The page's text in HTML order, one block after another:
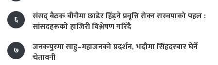
६
संसद् बैठक बीचैमा छाडेर हिँड्ने प्रवृत्ति रोक्न रास्वपाको पहल :
सांसदहरूको हाजिरी विश्लेषण गरिँदै
७
जनकपुरमा साहु–महाजनको प्रदर्शन, भदौमा सिंहदरबार घेर्ने
चेतावनी